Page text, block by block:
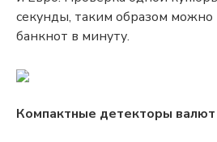
секунды, таким образом
банкнот в минуту.
Компактные детекторы валют